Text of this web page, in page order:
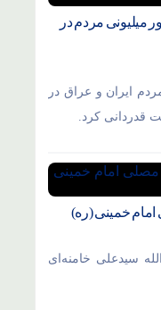
میلیونی مردم در
ایران و عراق در
قدردانی کرد.
امام خمینی (ره)
سیدعلی خامنه‌ای